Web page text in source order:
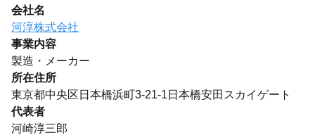
会社名
河淳株式会社
事業内容
製造・メーカー
所在住所
東京都中央区日本橋浜町3-21-1日本橋安田スカイゲート
代表者
河崎淳三郎